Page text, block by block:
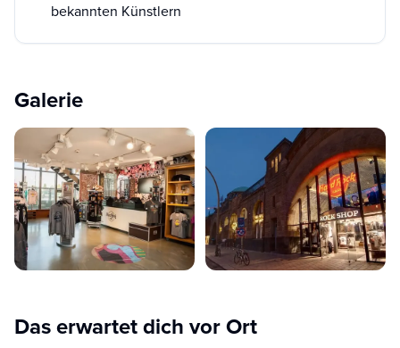
bekannten Künstlern
Galerie
Das erwartet dich vor Ort